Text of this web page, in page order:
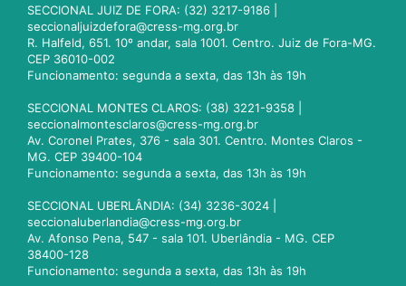
SECCIONAL JUIZ DE FORA: (32) 3217-9186 |
seccionaljuizdefora@cress-mg.org.br
R. Halfeld, 651. 10º andar, sala 1001. Centro. Juiz de Fora-MG.
CEP 36010-002
Funcionamento: segunda a sexta, das 13h às 19h
SECCIONAL MONTES CLAROS: (38) 3221-9358 |
seccionalmontesclaros@cress-mg.org.br
Av. Coronel Prates, 376 - sala 301. Centro. Montes Claros -
MG. CEP 39400-104
Funcionamento: segunda a sexta, das 13h às 19h
SECCIONAL UBERLÂNDIA: (34) 3236-3024 |
seccionaluberlandia@cress-mg.org.br
Av. Afonso Pena, 547 - sala 101. Uberlândia - MG. CEP
38400-128
Funcionamento: segunda a sexta, das 13h às 19h